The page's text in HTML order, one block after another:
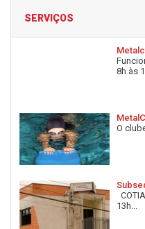
SERVIÇOS
8h às
O
13h...